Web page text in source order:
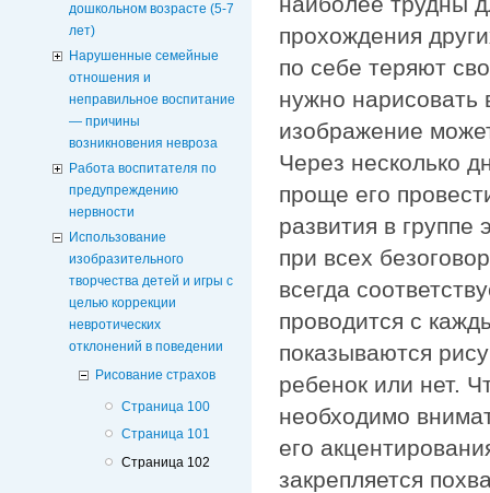
дошкольном возрасте (5-7
лет)
Нарушенные семейные
отношения и
неправильное воспитание
— причины
возникновения невроза
Работа воспитателя по
предупреждению
нервности
Использование
изобразительного
творчества детей и игры с
целью коррекции
невротических
отклонений в поведении
Рисование страхов
Страница 100
Страница 101
Страница 102
прохождения
по себе теряют
нужно нарисовать
изображение
Через несколько
проще его
развития в
при всех
всегда
проводится с
показываются
ребенок или нет.
необходимо
его
закрепляется